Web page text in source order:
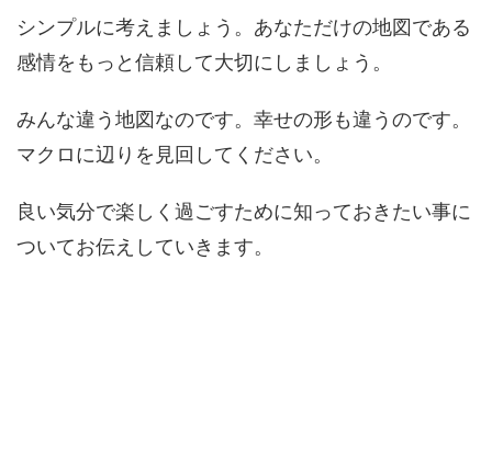
シンプルに考えましょう。あなただけの地図である
感情をもっと信頼して大切にしましょう。
みんな違う地図なのです。幸せの形も違うのです。
マクロに辺りを見回してください。
良い気分で楽しく過ごすために知っておきたい事に
ついてお伝えしていきます。